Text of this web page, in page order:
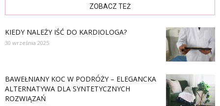
ZOBACZ TEŻ
KIEDY NALEŻY IŚĆ DO KARDIOLOGA?
30 września 2025
BAWEŁNIANY KOC W PODRÓŻY – ELEGANCKA
ALTERNATYWA DLA SYNTETYCZNYCH
ROZWIĄZAŃ